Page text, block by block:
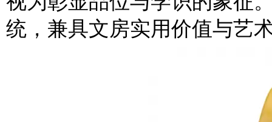
统，兼具文房实用价值与艺